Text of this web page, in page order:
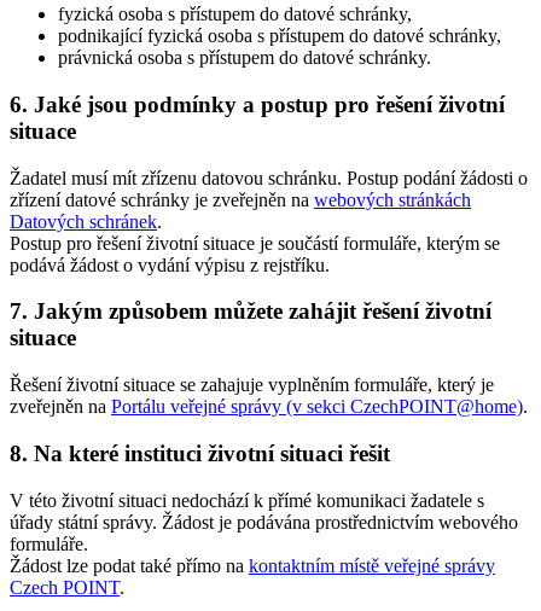
fyzická osoba s přístupem do datové schránky,
podnikající fyzická osoba s přístupem do datové schránky,
právnická osoba s přístupem do datové schránky.
6. Jaké jsou podmínky a postup pro řešení životní
situace
Žadatel musí mít zřízenu datovou schránku. Postup podání žádosti o
zřízení datové schránky je zveřejněn na webových stránkách
Datových schránek.
Postup pro řešení životní situace je součástí formuláře, kterým se
podává žádost o vydání výpisu z rejstříku.
7. Jakým způsobem můžete zahájit řešení životní
situace
Řešení životní situace se zahajuje vyplněním formuláře, který je
zveřejněn na Portálu veřejné správy (v sekci CzechPOINT@home).
8. Na které instituci životní situaci řešit
V této životní situaci nedochází k přímé komunikaci žadatele s
úřady státní správy. Žádost je podávána prostřednictvím webového
formuláře.
Žádost lze podat také přímo na kontaktním místě veřejné správy
Czech POINT.